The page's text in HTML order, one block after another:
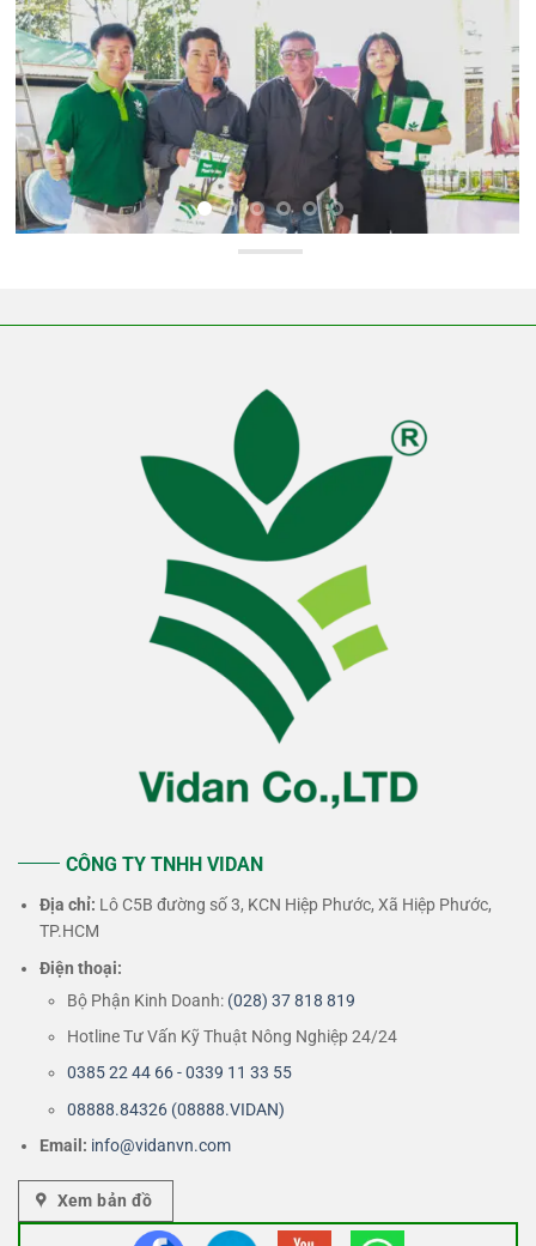
CÔNG TY TNHH VIDAN
Địa chỉ: Lô C5B đường số 3, KCN Hiệp Phước, Xã Hiệp Phước,
TP.HCM
Điện thoại:
Bộ Phận Kinh Doanh: (028) 37 818 819
Hotline Tư Vấn Kỹ Thuật Nông Nghiệp 24/24
0385 22 44 66 - 0339 11 33 55
08888.84326 (08888.VIDAN)
Email: info@vidanvn.com
Xem bản đồ